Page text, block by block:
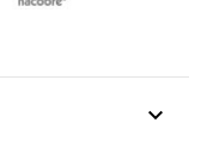
keyboard_arrow_down